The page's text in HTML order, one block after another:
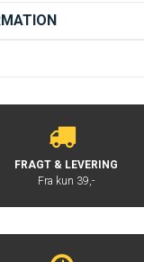
FRAGT & LEVERING
Fra kun 39,-